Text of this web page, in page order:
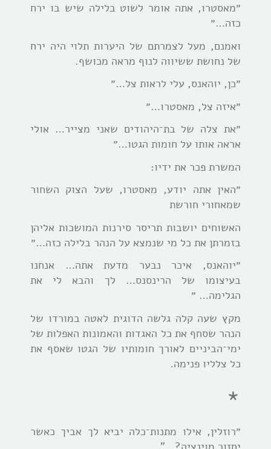
״מאסטרו, אתה אומר לשוט בלילה שיש בו ירח
כזה…״
ואמנם, מעל לצמרתם של היערות תלוי היה ירח
של נחושת ששיווה לנוף מראה מכושף.
״כן, יוהאנס, עלי לראות צל…״
״איזה צל, מאסטרו…״
״את צלה של בת־היהודים שאני מצייר… אולי
אראה אותו על חומות הגטו…״
המשרת פכר את ידיו:
״האין אתה יודע, מאסטרו, שעל הצוק השחור
שמאחורי חורשת
האשוחים יושבות תריסר סירנות המושכות אליהן
בזמרתן את כל מי שנמצא על הנהר בלילה כזה…״
״יוהאנס, איכר נבער מדעת אתה… אנחנו
בעיצומו של הרינסנס… לך והבא לי את
הגלימה… ״
מקץ שעה קלה גלשה הדוגית לאטה במורדו של
הנהר שסחף את כל האגדות והאמונות האפלות של
ימי־הביניים לאורך חומותיו של הגטו שאסף את
כל צלליו פנימה.
*
״רוזלין, אילו מתנות־כלה יביא לך אביך כאשר